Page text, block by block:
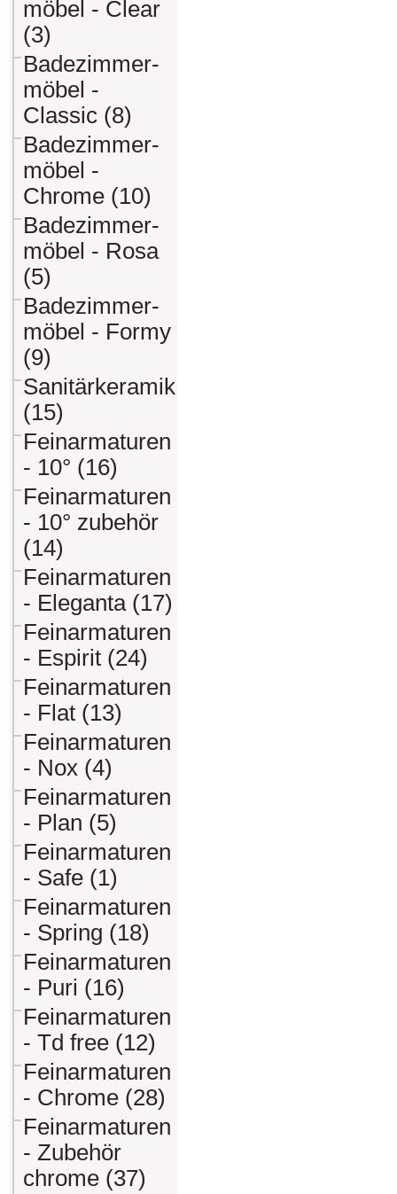
möbel - Clear
(3)
Badezimmer-
möbel -
Classic (8)
Badezimmer-
möbel -
Chrome (10)
Badezimmer-
möbel - Rosa
(5)
Badezimmer-
möbel - Formy
(9)
Sanitärkeramik
(15)
Feinarmaturen
- 10° (16)
Feinarmaturen
- 10° zubehör
(14)
Feinarmaturen
- Eleganta (17)
Feinarmaturen
- Espirit (24)
Feinarmaturen
- Flat (13)
Feinarmaturen
- Nox (4)
Feinarmaturen
- Plan (5)
Feinarmaturen
- Safe (1)
Feinarmaturen
- Spring (18)
Feinarmaturen
- Puri (16)
Feinarmaturen
- Td free (12)
Feinarmaturen
- Chrome (28)
Feinarmaturen
- Zubehör
chrome (37)